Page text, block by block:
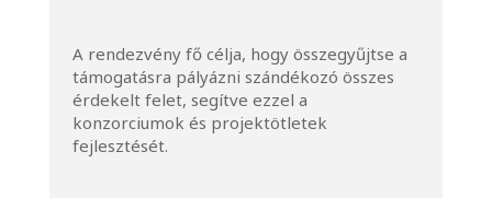
A rendezvény fő célja, hogy összegyűjtse a
támogatásra pályázni szándékozó összes
érdekelt felet, segítve ezzel a
konzorciumok és projektötletek
fejlesztését.